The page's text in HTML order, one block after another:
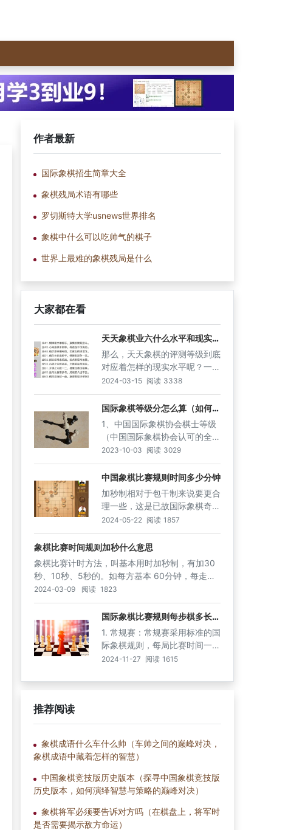
作者最新
国际象棋招生简章大全
象棋残局术语有哪些
罗切斯特大学usnews世界排名
象棋中什么可以吃帅气的棋子
世界上最难的象棋残局是什么
大家都在看
天天象棋业六什么水平和现实对
比
那么，天天象棋的评测等级到底
对应着怎样的现实水平呢？一些
经验丰富的棋友认为，天天象棋
的评测等级大致可以对应现实中
的棋友水平。例如，业3-业6级
别的棋手在公园等场所属于一般
爱好者水平，水平相对较低，业
9级别属于乡镇水平，公园高
手。而省级以上的高手都达到了
绝对的对应关系，因为每个人的
实际水平会受到多种因素的影
响。
2024-03-15 阅读 3338
国际象棋等级分怎么算（如何通
过比赛成绩计算等级分，一探究
竟！）
1、中国国际象棋协会棋士等级
（中国国际象棋协会认可的全国
通用称号，由高到低）棋协大师
—候补棋协大师—1级棋士—2
级棋士—3级棋士—4级棋士—5
级棋士—6级棋士—7级棋士—8
级棋士—9级棋士—10级棋士—
11级棋士—12级棋士—13级棋
士—14级棋士—15级棋士专栏
体育总局认可的所有体育项目通
用称号，由高到低）：
2023-10-03 阅读 3029
中国象棋比赛规则时间多少分钟
加秒制相对于包干制来说要更合
理一些，这是已故国际象棋奇才
菲舍尔提出的用时规则，也
称“菲舍尔加秒制”。这项用时因
为其科学性，已经为绝大多数棋
类比赛所采用。与围棋比赛常用
的读秒制和包干制相比，加秒制
有其明显的优越性。目前棋类比
赛大部分都是采用此种方法。加
一步棋另外增加时间。如2019
全国象棋男子甲级联赛用时就是
每方基本用时为20分钟，每走
一步加5秒。
2024-05-22 阅读 1857
象棋比赛时间规则加秒什么意思
象棋比赛计时方法，叫基本用时加秒制，有加30
秒、10秒、5秒的。如每方基本 60分钟，每走一
步在基本用时的基础上加30秒。中国象棋是中国
棋文化，也是中华民族的文化瑰宝，它源远流
长，趣味浓厚，基本规则简明易懂。中国象棋在
中国的群众中基础远远超过围棋，是普及最广的
棋类项目，中国象棋已流传到十几个国家和地
区。
2024-03-09 阅读 1823
国际象棋比赛规则每步棋多长时
1. 常规赛：常规赛采用标准的国
际象棋规则，每局比赛时间一般
为60分钟。比赛中，双方选手
或者超过对手10分的一方将获
面游戏，但其实它在亚运会上已
么，这个国际象棋项目究竟是什
么呢？它包括哪些分项？
2024-11-27 阅读 1615
推荐阅读
象棋成语什么车什么帅（车帅之间的巅峰对决，
象棋成语中藏着怎样的智慧）
中国象棋竞技版历史版本（探寻中国象棋竞技版
历史版本，如何演绎智慧与策略的巅峰对决）
象棋将军必须要告诉对方吗（在棋盘上，将军时
是否需要揭示敌方命运）